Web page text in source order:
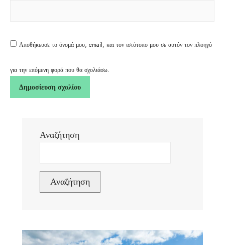
Αποθήκευσε το όνομά μου, email, και τον ιστότοπο μου σε αυτόν τον πλοηγό
για την επόμενη φορά που θα σχολιάσω.
Αναζήτηση
Αναζήτηση